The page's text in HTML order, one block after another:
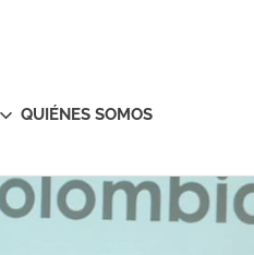
QUIÉNES SOMOS